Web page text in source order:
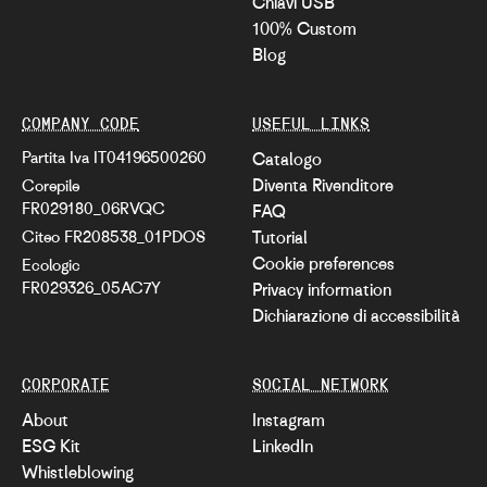
100% Custom
Blog
CORPORATE
About
ESG Kit
Whistleblowing
USEFUL LINKS
Catalogo
Diventa Rivenditore
FAQ
Tutorial
Cookie preferences
Privacy information
Dichiarazione di accessibilità
COMPANY CODE
Partita Iva IT04196500260
Corepile
FR029180_06RVQC
Citeo FR208538_01PDOS
Ecologic
FR029326_05AC7Y
SOCIAL NETWORK
Instagram
LinkedIn